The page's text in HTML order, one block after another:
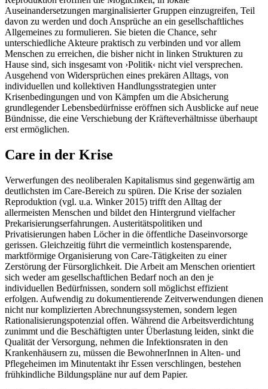
Auseinandersetzungen marginalisierter Gruppen einzugreifen, Teil
davon zu werden und doch Ansprüche an ein gesellschaftliches
Allgemeines zu formulieren. Sie bieten die Chance, sehr
unterschiedliche Akteure praktisch zu verbinden und vor allem
Menschen zu erreichen, die bisher nicht in linken Strukturen zu
Hause sind, sich insgesamt von ›Politik‹ nicht viel versprechen.
Ausgehend von Widersprüchen eines prekären Alltags, von
individuellen und kollektiven Handlungsstrategien unter
Krisenbedingungen und von Kämpfen um die Absicherung
grundlegender Lebensbedürfnisse eröffnen sich Ausblicke auf neue
Bündnisse, die eine Verschiebung der Kräfteverhältnisse überhaupt
erst ermöglichen.
Care in der Krise
Verwerfungen des neoliberalen Kapitalismus sind gegenwärtig am
deutlichsten im Care-Bereich zu spüren. Die Krise der sozialen
Reproduktion (vgl. u.a. Winker 2015) trifft den Alltag der
allermeisten Menschen und bildet den Hintergrund vielfacher
Prekarisierungserfahrungen. Austeritätspolitiken und
Privatisierungen haben Löcher in die öffentliche Daseinvorsorge
gerissen. Gleichzeitig führt die vermeintlich kostensparende,
marktförmige Organisierung von Care-Tätigkeiten zu einer
Zerstörung der Fürsorglichkeit. Die Arbeit am Menschen orientiert
sich weder am gesellschaftlichen Bedarf noch an den je
individuellen Bedürfnissen, sondern soll möglichst effizient
erfolgen. Aufwendig zu dokumentierende Zeitverwendungen dienen
nicht nur komplizierten Abrechnungssystemen, sondern legen
Rationalisierungspotenzial offen. Während die Arbeitsverdichtung
zunimmt und die Beschäftigten unter Überlastung leiden, sinkt die
Qualität der Versorgung, nehmen die Infektionsraten in den
Krankenhäusern zu, müssen die BewohnerInnen in Alten- und
Pflegeheimen im Minutentakt ihr Essen verschlingen, bestehen
frühkindliche Bildungspläne nur auf dem Papier.